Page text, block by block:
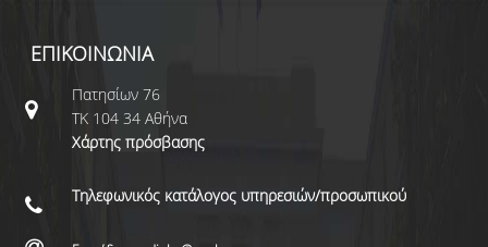
ΕΠΙΚΟΙΝΩΝΙΑ
Πατησίων 76
ΤΚ 104 34 Αθήνα
Χάρτης πρόσβασης
Τηλεφωνικός κατάλογος υπηρεσιών/προσωπικού